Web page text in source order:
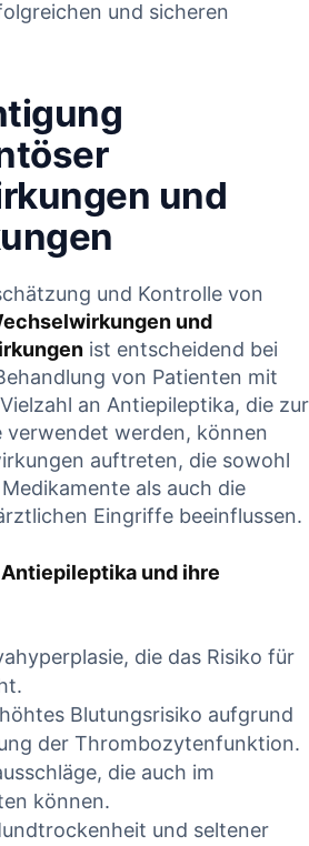
und sicheren
und
und Kontrolle von
und
ist ⁤entscheidend ⁣bei⁤
von Patienten mit
an⁣ Antiepileptika, die zur
verwendet werden, können⁣
auftreten,⁤ die sowohl
als⁣ auch⁣ die
Eingriffe beeinflussen.
und⁤ ihre
die das ​Risiko für
Blutungsrisiko aufgrund
der Thrombozytenfunktion.
die auch im⁢
können.
⁤und seltener